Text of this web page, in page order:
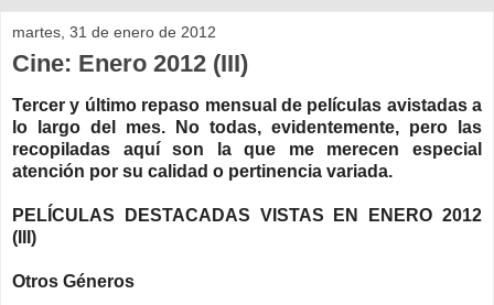
martes, 31 de enero de 2012
Cine: Enero 2012 (III)
Tercer y último repaso mensual de películas avistadas a
lo largo del mes. No todas, evidentemente, pero las
recopiladas aquí son la que me merecen especial
atención por su calidad o pertinencia variada.
PELÍCULAS DESTACADAS VISTAS EN ENERO 2012
(III)
Otros Géneros